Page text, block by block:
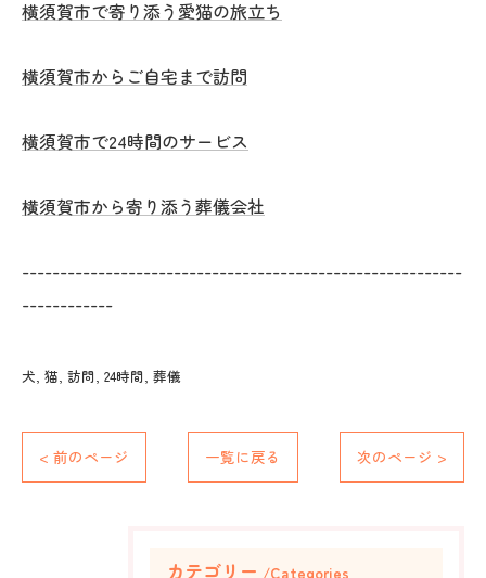
横須賀市で寄り添う愛猫の旅立ち
横須賀市からご自宅まで訪問
横須賀市で24時間のサービス
横須賀市から寄り添う葬儀会社
----------------------------------------------------------
------------
犬 猫 訪問 24時間 葬儀
< 前のページ 一覧に戻る 次のページ >
カテゴリー Categories